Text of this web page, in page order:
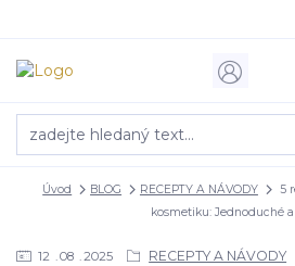
Úvod BLOG RECEPTY A NÁVODY
5
kosmetiku: Jednoduché
12 08 2025 RECEPTY A NÁVODY